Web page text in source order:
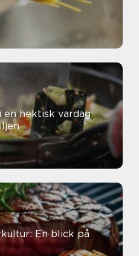
hektisk vardag:
En blick på